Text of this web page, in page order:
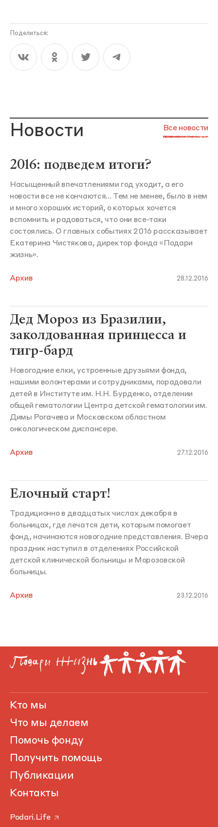
Поделиться:
Новости Все новости
2016: подведем итоги?
Насыщенный впечатлениями год уходит, а его
новости все не кончаются... Тем не менее, было в нем
и много хороших историй, о которых хочется
вспомнить и радоваться, что они все-таки
состоялись. О главных событиях 2016 рассказывает
Екатерина Чистякова, директор фонда «Подари
жизнь».
Архив 28.12.2016
Дед Мороз из Бразилии,
заколдованная принцесса и
тигр-бард
Новогодние елки, устроенные друзьями фонда,
нашими волонтерами и сотрудниками, порадовали
детей в Институте им. Н.Н. Бурденко, отделении
общей гематологии Центра детской гематологии им.
Димы Рогачева и Московском областном
онкологическом диспансере.
Архив 27.12.2016
Елочный старт!
Традиционно в двадцатых числах декабря в
больницах, где лечатся дети, которым помогает
фонд, начинаются новогодние представления. Вчера
праздник наступил в отделениях Российской
детской клинической больницы и Морозовской
больницы.
Архив 23.12.2016
Кто мы
Что мы делаем
Помочь фонду
Получить помощь
Публикации
Контакты
Podari.Life